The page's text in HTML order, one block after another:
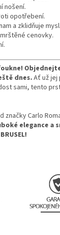
nošení.
opotřebení.
a zklidňuje mysl.
cenovky.
dnes. Ať už jej
sami, tento
Carlo
elegance a
!